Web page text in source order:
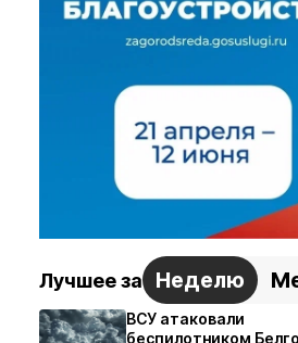
Лучшее за Неделю
ВСУ атаковали
беспилотником